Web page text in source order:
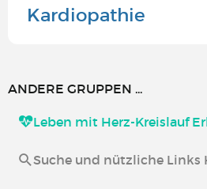
Kardiopathie
ANDERE GRUPPEN ...
Leben mit Herz-Kreislauf
Suche und nützliche Links